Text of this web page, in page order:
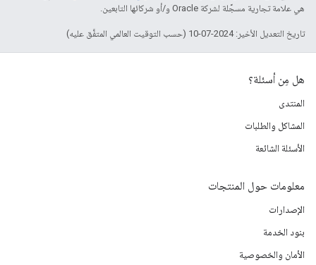
هي علامة تجارية مسجَّلة لشركة Oracle و/أو شركائها التابعين.
تاريخ التعديل الأخير: 2024-07-10 (حسب التوقيت العالمي المتفَّق عليه)
هل مِن أسئلة؟
المنتدى
المشاكل والطلبات
الأسئلة الشائعة
معلومات حول المنتجات
الإصدارات
بنود الخدمة
الأمان والخصوصية